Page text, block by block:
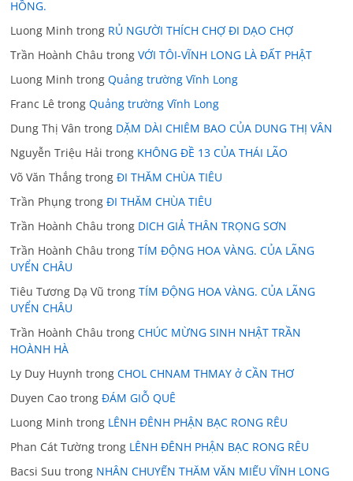
HỒNG.
Luong Minh trong RỦ NGƯỜI THÍCH CHỢ ĐI DẠO CHỢ
Trần Hoành Châu trongVỚI TÔI-VĨNH LONG LÀ ĐẤT PHẬT
Luong Minh trongQuảng trường Vĩnh Long
Franc Lê trongQuảng trường Vĩnh Long
Dung Thị Vân trong DẶM DÀI CHIÊM BAO CỦA DUNG THỊ VÂN
Nguyễn Triệu Hải trong KHÔNG ĐỀ 13 CỦA THÁI LÃO
Võ Văn Thắng trongĐI THĂM CHÙA TIÊU
Trần Phụng trongĐI THĂM CHÙA TIÊU
Trần Hoành Châu trong DICH GIẢ THÂN TRỌNG SƠN
Trần Hoành Châu trongTÍM ĐỘNG HOA VÀNG. CỦA LÃNG
UYỂN CHÂU
Tiêu Tương Dạ Vũ trongTÍM ĐỘNG HOA VÀNG. CỦA LÃNG
UYỂN CHÂU
Trần Hoành Châu trongCHÚC MỪNG SINH NHẬT TRẦN
HOÀNH HÀ
Ly Duy Huynh trongCHOL CHNAM THMAY ở CẦN THƠ
Duyen Cao trongĐÁM GIỖ QUÊ
Luong Minh trong LÊNH ĐÊNH PHẬN BẠC RONG RÊU
Phan Cát Tường trong LÊNH ĐÊNH PHẬN BẠC RONG RÊU
Bacsi Suu trong NHÂN CHUYẾN THĂM VĂN MIẾU VĨNH LONG